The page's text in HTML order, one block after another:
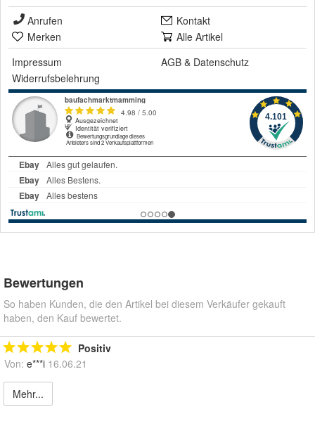
Anrufen
Kontakt
Merken
Alle Artikel
Impressum
AGB & Datenschutz
Widerrufsbelehrung
Bewertungen
So haben Kunden, die den Artikel bei diesem Verkäufer gekauft
haben, den Kauf bewertet.
Positiv
Von: e***i 16.06.21
Mehr...